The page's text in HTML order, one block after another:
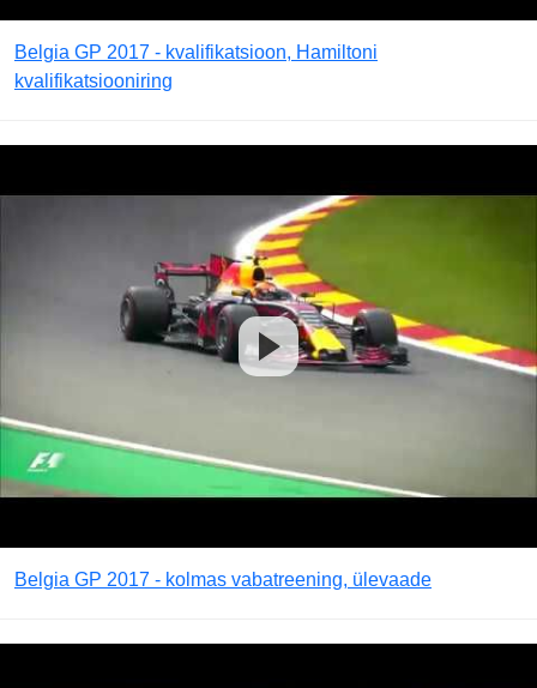
Belgia GP 2017 - kvalifikatsioon, Hamiltoni
kvalifikatsiooniring
Belgia GP 2017 - kolmas vabatreening, ülevaade